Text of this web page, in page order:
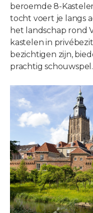
beroemde 8-
tocht voert je langs
het landschap rond
kastelen in
bezichtigen zijn,
prachtig schouwspel.